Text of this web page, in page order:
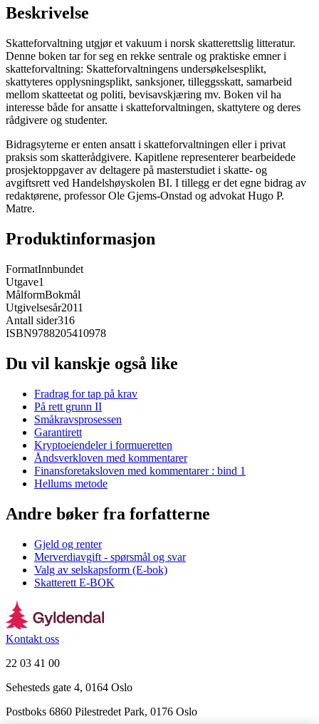
Beskrivelse
Skatteforvaltning utgjør et vakuum i norsk skatterettslig litteratur.
Denne boken tar for seg en rekke sentrale og praktiske emner i
skatteforvaltning: Skatteforvaltningens undersøkelsesplikt,
skattyteres opplysningsplikt, sanksjoner, tilleggsskatt, samarbeid
mellom skatteetat og politi, bevisavskjæring mv. Boken vil ha
interesse både for ansatte i skatteforvaltningen, skattytere og deres
rådgivere og studenter.
Bidragsyterne er enten ansatt i skatteforvaltningen eller i privat
praksis som skatterådgivere. Kapitlene representerer bearbeidede
prosjektoppgaver av deltagere på masterstudiet i skatte- og
avgiftsrett ved Handelshøyskolen BI. I tillegg er det egne bidrag av
redaktørene, professor Ole Gjems-Onstad og advokat Hugo P.
Matre.
Produktinformasjon
FormatInnbundet
Utgave1
MålformBokmål
Utgivelsesår2011
Antall sider316
ISBN9788205410978
Du vil kanskje også like
Fradrag for tap på krav
På rett grunn II
Småkravsprosessen
Garantirett
Kryptoeiendeler i formueretten
Åndsverkloven med kommentarer
Finansforetaksloven med kommentarer : bind 1
Hellums metode
Andre bøker fra forfatterne
Gjeld og renter
Merverdiavgift - spørsmål og svar
Valg av selskapsform (E-bok)
Skatterett E-BOK
Kontakt oss
22 03 41 00
Sehesteds gate 4, 0164 Oslo
Postboks 6860 Pilestredet Park, 0176 Oslo